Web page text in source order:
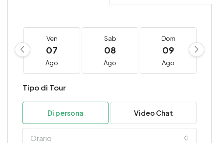
Ven
07
Ago
Sab
08
Ago
Dom
09
Ago
Tipo di Tour
Di persona Video Chat
Orario